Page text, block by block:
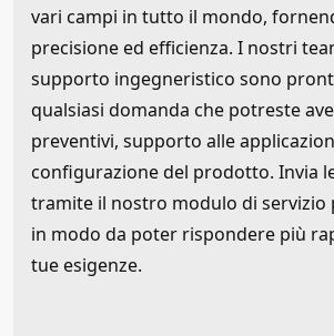
vari campi in tutto il mondo,
precisione ed efficienza. I nostri
supporto ingegneristico sono
qualsiasi domanda che potreste
preventivi, supporto alle
configurazione del prodotto. Invia
tramite il nostro modulo di servizio
in modo da poter rispondere più
tue esigenze.